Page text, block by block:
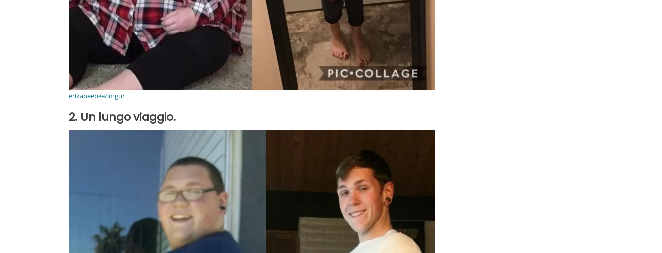
erikabeebee/imgur
2. Un lungo viaggio.